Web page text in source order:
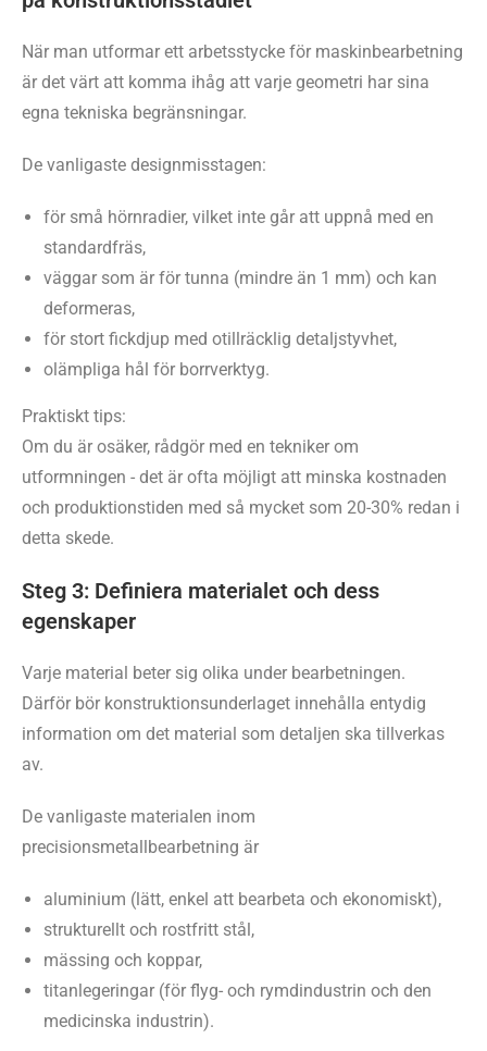
När man utformar ett arbetsstycke för maskinbearbetning
är det värt att komma ihåg att varje geometri har sina
egna tekniska begränsningar.
De vanligaste designmisstagen:
för små hörnradier, vilket inte går att uppnå med en
standardfräs,
väggar som är för tunna (mindre än 1 mm) och kan
deformeras,
för stort fickdjup med otillräcklig detaljstyvhet,
olämpliga hål för borrverktyg.
Praktiskt tips:
Om du är osäker, rådgör med en tekniker om
utformningen - det är ofta möjligt att minska kostnaden
och produktionstiden med så mycket som 20-30% redan i
detta skede.
Steg 3: Definiera materialet och dess
egenskaper
Varje material beter sig olika under bearbetningen.
Därför bör konstruktionsunderlaget innehålla entydig
information om det material som detaljen ska tillverkas
av.
De vanligaste materialen inom
precisionsmetallbearbetning är
aluminium (lätt, enkel att bearbeta och ekonomiskt),
strukturellt och rostfritt stål,
mässing och koppar,
titanlegeringar (för flyg- och rymdindustrin och den
medicinska industrin).